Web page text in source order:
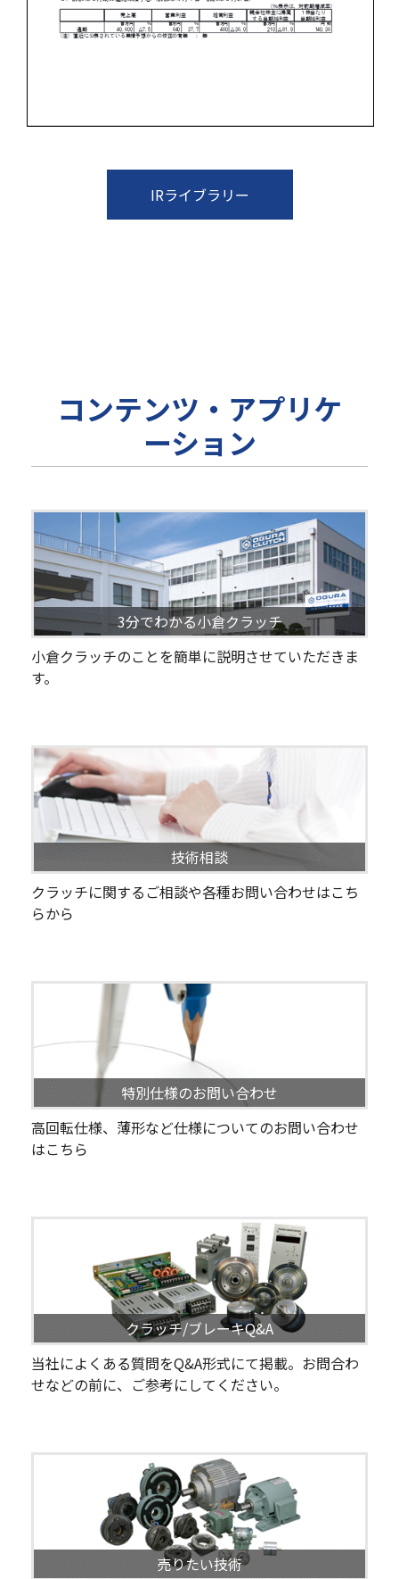
IRライブラリー
コンテンツ・アプリケ
ーション
3分でわかる小倉クラッチ
小倉クラッチのことを簡単に説明させていただきま
す。
技術相談
クラッチに関するご相談や各種お問い合わせはこち
らから
特別仕様のお問い合わせ
高回転仕様、薄形など仕様についてのお問い合わせ
はこちら
クラッチ/ブレーキQ&A
当社によくある質問をQ&A形式にて掲載。お問合わ
せなどの前に、ご参考にしてください。
売りたい技術